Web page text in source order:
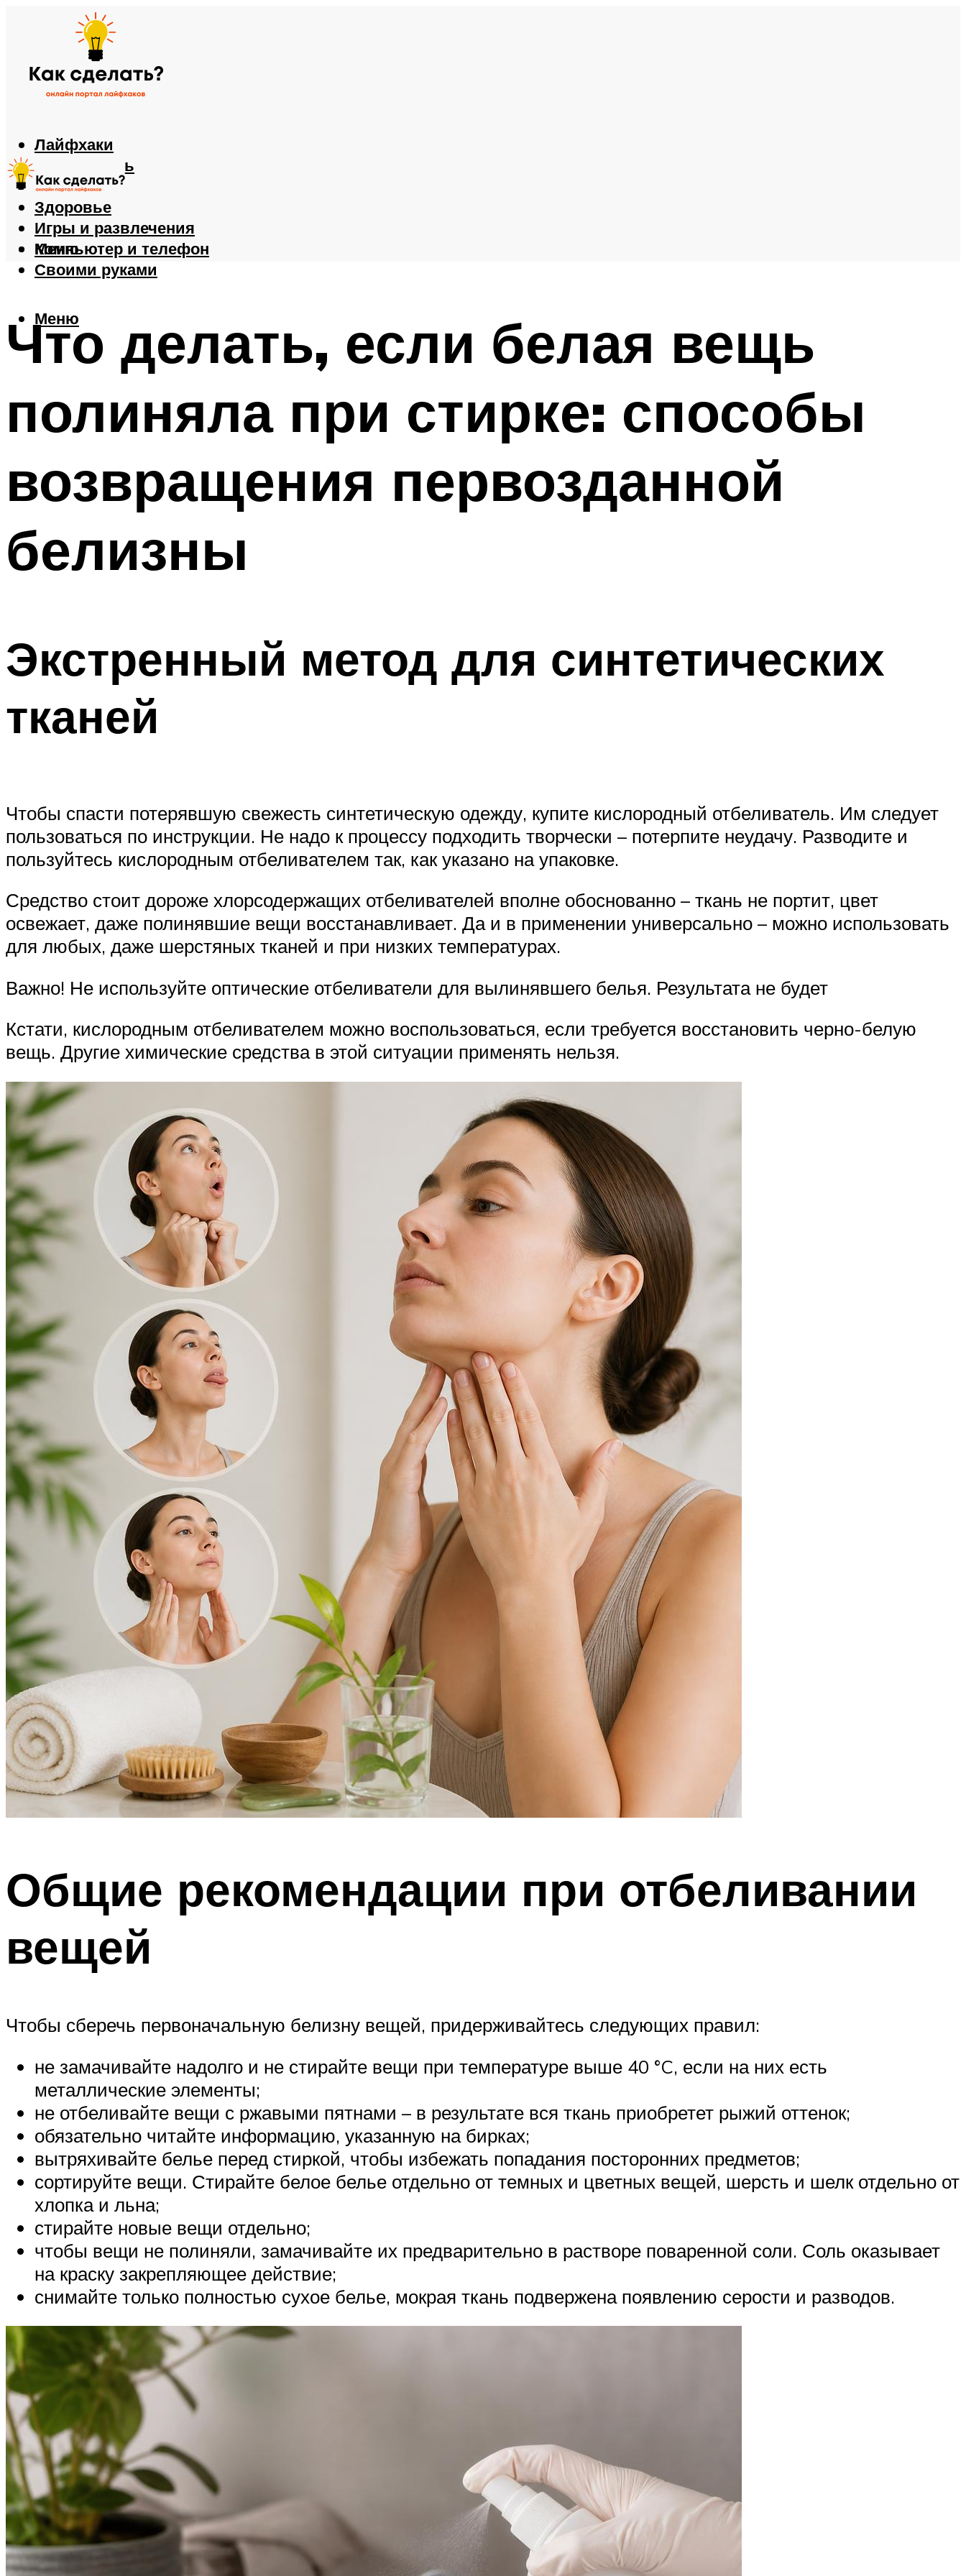
Лайфхаки
Автомобиль
Еда
Здоровье
Игры и развлечения
Компьютер и телефон
Своими руками
Меню
Меню
Что делать, если белая вещь
полиняла при стирке: способы
возвращения первозданной
белизны
Экстренный метод для синтетических
тканей
Чтобы спасти потерявшую свежесть синтетическую одежду, купите кислородный отбеливатель. Им следует
пользоваться по инструкции. Не надо к процессу подходить творчески – потерпите неудачу. Разводите и
пользуйтесь кислородным отбеливателем так, как указано на упаковке.
Средство стоит дороже хлорсодержащих отбеливателей вполне обоснованно – ткань не портит, цвет
освежает, даже полинявшие вещи восстанавливает. Да и в применении универсально – можно использовать
для любых, даже шерстяных тканей и при низких температурах.
Важно! Не используйте оптические отбеливатели для вылинявшего белья. Результата не будет
Кстати, кислородным отбеливателем можно воспользоваться, если требуется восстановить черно-белую
вещь. Другие химические средства в этой ситуации применять нельзя.
Общие рекомендации при отбеливании
вещей
Чтобы сберечь первоначальную белизну вещей, придерживайтесь следующих правил:
не замачивайте надолго и не стирайте вещи при температуре выше 40 °C, если на них есть
металлические элементы;
не отбеливайте вещи с ржавыми пятнами – в результате вся ткань приобретет рыжий оттенок;
обязательно читайте информацию, указанную на бирках;
вытряхивайте белье перед стиркой, чтобы избежать попадания посторонних предметов;
сортируйте вещи. Стирайте белое белье отдельно от темных и цветных вещей, шерсть и шелк отдельно от
хлопка и льна;
стирайте новые вещи отдельно;
чтобы вещи не полиняли, замачивайте их предварительно в растворе поваренной соли. Соль оказывает
на краску закрепляющее действие;
снимайте только полностью сухое белье, мокрая ткань подвержена появлению серости и разводов.